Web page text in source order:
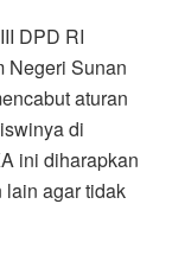
DPD RI
Negeri Sunan
aturan
di
ini diharapkan
agar tidak